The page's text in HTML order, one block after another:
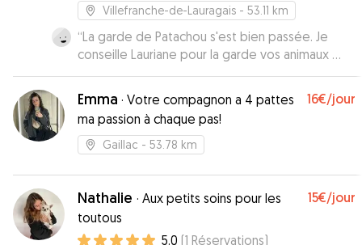
Villefranche-de-Lauragais - 53.11 km
“La garde de Patachou s'est bien passée. Je
conseille Lauriane pour la garde vos animaux 👍🏼
👍🏼”
Emma · Votre compagnon a 4 pattes
ma passion à chaque pas!
16€/jour
Gaillac - 53.78 km
Nathalie · Aux petits soins pour les
toutous
15€/jour
5.0 (1 Réservations)